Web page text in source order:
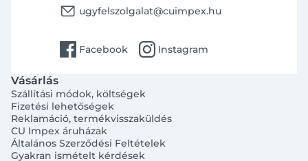
email ugyfelszolgalat@cuimpex.hu
facebook Facebook instagram Instagram
Vásárlás
Szállítási módok, költségek
Fizetési lehetőségek
Reklamáció, termékvisszaküldés
CU Impex áruházak
Általános Szerződési Feltételek
Gyakran ismételt kérdések